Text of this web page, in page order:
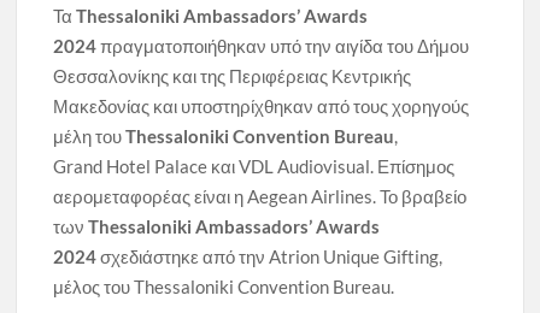
ΤαThessaloniki Ambassadors’ Awards
2024πραγματοποιήθηκαν υπό την αιγίδα του Δήμου
Θεσσαλονίκης και της Περιφέρειας Κεντρικής
Μακεδονίας και υποστηρίχθηκαν από τους χορηγούς
μέλη τουThessaloniki Convention Bureau,
Grand Hotel Palace και VDL Audiovisual. Επίσημος
αερομεταφορέας είναι η Aegean Airlines. Το βραβείο
τωνThessaloniki Ambassadors’ Awards
2024σχεδιάστηκε από την Atrion Unique Gifting,
μέλος του Thessaloniki Convention Bureau.